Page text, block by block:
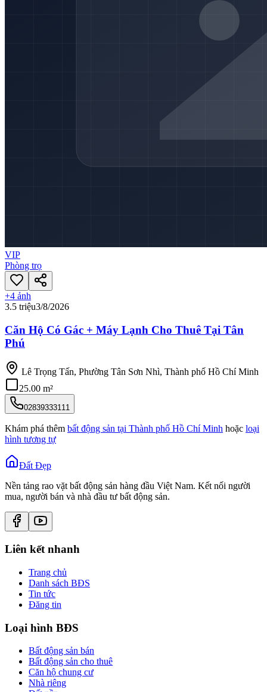
VIP
Phòng trọ
+4 ảnh
3.5 triệu3/8/2026
Căn Hộ Có Gác + Máy Lạnh Cho Thuê Tại Tân
Phú
Lê Trọng Tấn, Phường Tân Sơn Nhì, Thành phố Hồ Chí Minh
25.00 m²
02839333111
Khám phá thêm bất động sản tại Thành phố Hồ Chí Minh hoặc loại
hình tương tự
Đất Đẹp
Nền tảng rao vặt bất động sản hàng đầu Việt Nam. Kết nối người
mua, người bán và nhà đầu tư bất động sản.
Liên kết nhanh
Trang chủ
Danh sách BĐS
Tin tức
Đăng tin
Loại hình BĐS
Bất động sản bán
Bất động sản cho thuê
Căn hộ chung cư
Nhà riêng